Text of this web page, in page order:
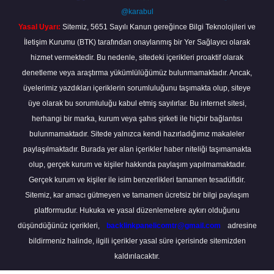
@karabul
Yasal Uyarı: Sitemiz, 5651 Sayılı Kanun gereğince Bilgi Teknolojileri ve
İletişim Kurumu (BTK) tarafından onaylanmış bir Yer Sağlayıcı olarak
hizmet vermektedir. Bu nedenle, sitedeki içerikleri proaktif olarak
denetleme veya araştırma yükümlülüğümüz bulunmamaktadır. Ancak,
üyelerimiz yazdıkları içeriklerin sorumluluğunu taşımakta olup, siteye
üye olarak bu sorumluluğu kabul etmiş sayılırlar. Bu internet sitesi,
herhangi bir marka, kurum veya şahıs şirketi ile hiçbir bağlantısı
bulunmamaktadır. Sitede yalnızca kendi hazırladığımız makaleler
paylaşılmaktadır. Burada yer alan içerikler haber niteliği taşımamakta
olup, gerçek kurum ve kişiler hakkında paylaşım yapılmamaktadır.
Gerçek kurum ve kişiler ile isim benzerlikleri tamamen tesadüfidir.
Sitemiz, kar amacı gütmeyen ve tamamen ücretsiz bir bilgi paylaşım
platformudur. Hukuka ve yasal düzenlemelere aykırı olduğunu
düşündüğünüz içerikleri,
backlinkpanelicomtr@gmail.com
adresine
bildirmeniz halinde, ilgili içerikler yasal süre içerisinde sitemizden
kaldırılacaktır.